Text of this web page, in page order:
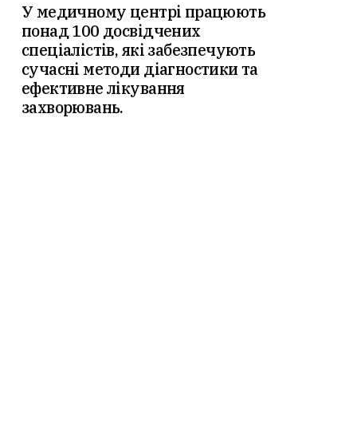
У медичному центрі працюють
понад 100 досвідчених
спеціалістів, які забезпечують
сучасні методи діагностики та
ефективне лікування
захворювань.